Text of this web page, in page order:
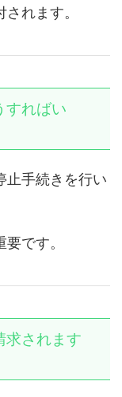
れます。
すればい
止手続きを行い
です。
求されます